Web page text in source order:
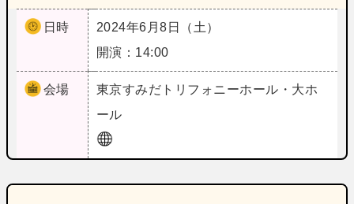
日時
2024年6月8日（土）
開演：14:00
会場 東京すみだトリフォニーホール・大ホ
ール